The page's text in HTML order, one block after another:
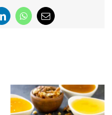
LinkedInWhatsApp
Email